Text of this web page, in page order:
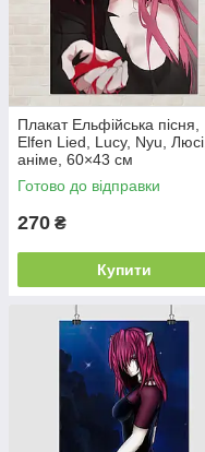
Плакат Ельфійська пісня,
Elfen Lied, Lucy, Nyu, Люсі,
аніме, 60×43 см
Готово до відправки
270 ₴
Купити